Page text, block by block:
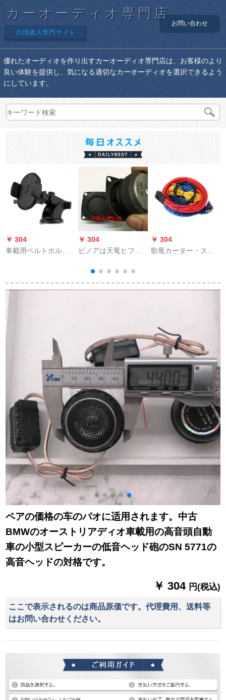
カーオーディオ専門店
代理購入専門サイト
お問い合わせ
優れたオーディオを作り出すカーオーディオ専門店は、お客様のより
良い体験を提供し、気になる適切なカーオーディオを選択できるよう
にしています。
￥ 304
車載用ベルトホルダ
ク新品円形円弧モア
￥ 304
ビノアは天竜ヒフィ
スピカの中音超重低
音スピカです。
￥ 304
歌竜カーター・ステ
保険胆/地线/コントロ
ペアの価格の车のパオに适用されます。中古
BMWのオーストリアディオ車載用の高音頭自動
車の小型スピーカーの低音ヘッド砲のSN 5771の
高音ヘッドの対格です。
￥ 304 円(税込)
ここで表示されるのは商品原価です。代理費用、送料等
はお問い合わせください。